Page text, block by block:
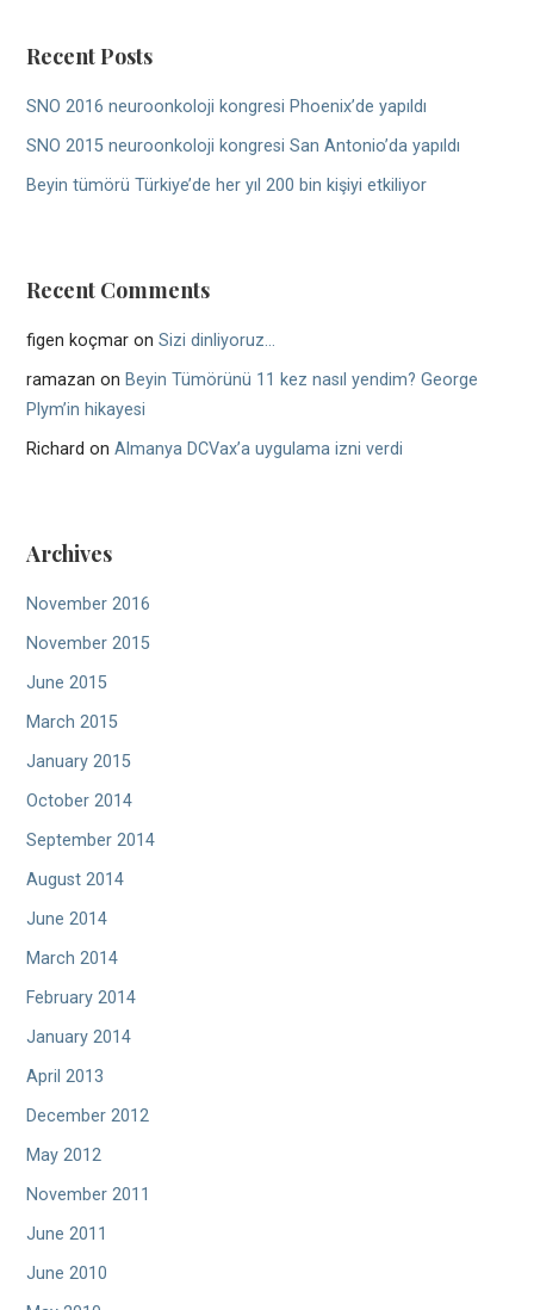
Recent Posts
SNO 2016 neuroonkoloji kongresi Phoenix’de yapıldı
SNO 2015 neuroonkoloji kongresi San Antonio’da yapıldı
Beyin tümörü Türkiye’de her yıl 200 bin kişiyi etkiliyor
Recent Comments
figen koçmar onSizi dinliyoruz…
ramazan on Beyin Tümörünü 11 kez nasıl yendim? George
Plym’in hikayesi
Richard onAlmanya DCVax’a uygulama izni verdi
Archives
November 2016
November 2015
June 2015
March 2015
January 2015
October 2014
September 2014
August 2014
June 2014
March 2014
February 2014
January 2014
April 2013
December 2012
May 2012
November 2011
June 2011
June 2010